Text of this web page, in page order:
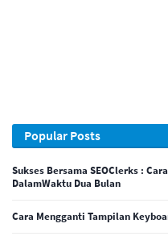
Popular Posts
Sukses Bersama SEOClerks :
DalamWaktu Dua Bulan
Cara Mengganti Tampilan